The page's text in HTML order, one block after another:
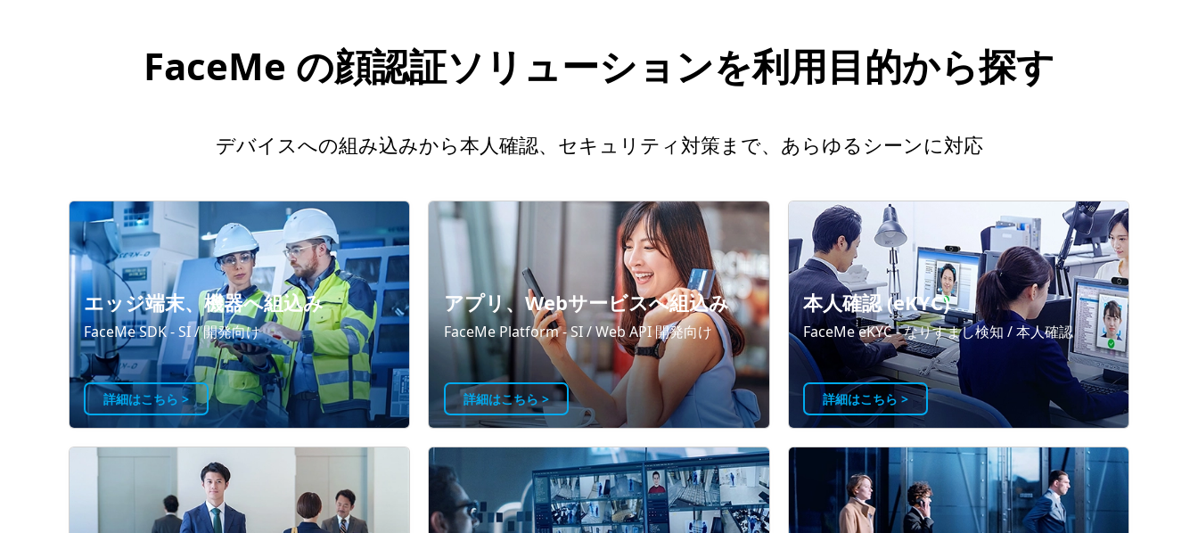
FaceMe の顔認証ソリューションを利用目的から探す
デバイスへの組み込みから本人確認、セキュリティ対策まで、あらゆるシーンに対応
エッジ端末、機器へ組込み
FaceMe SDK - SI / 開発向け
詳細はこちら >
アプリ、Webサービスへ組込み
FaceMe Platform - SI / Web API 開発向け
詳細はこちら >
本人確認 (eKYC)
FaceMe eKYC - なりすまし検知 / 本人確認
詳細はこちら >